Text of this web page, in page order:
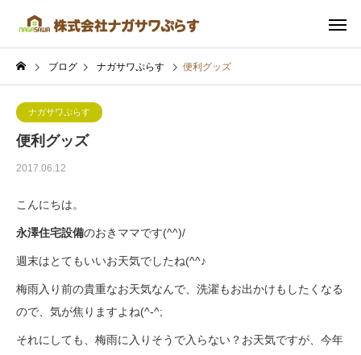
ブログ ナガサワぷらす 便利グッズ
ナガサワぷらす
便利グッズ
2017.06.12
こんにちは。
永澤住宅設備のおきママです(^^)/
週末はとてもいいお天気でしたね(^^♪
梅雨入り前の貴重なお天気なんで、洗濯もお出かけもしたくなる
ので、気が焦りますよね(^-^;
それにしても、梅雨に入りそうで入らない？お天気ですが、今年